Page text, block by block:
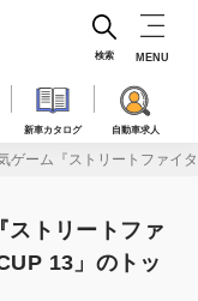
新車カタログ 自動車求人
検索 MENU
ゲーム『ストリートファイ
ストリートファ
13」のトッ